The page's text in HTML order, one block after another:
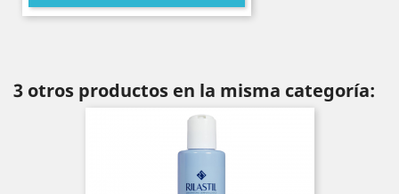
3 otros productos en la misma categoría: